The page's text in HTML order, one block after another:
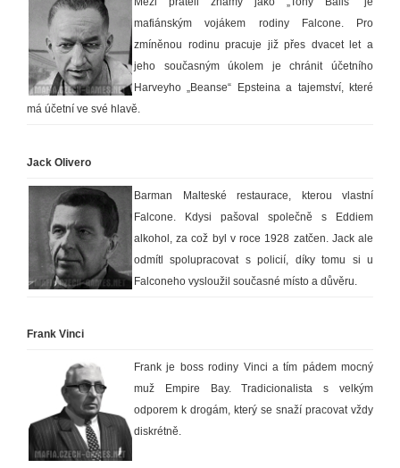
mafiánským vojákem rodiny Falcone. Pro
zmíněnou rodinu pracuje již přes dvacet let a
jeho současným úkolem je chránit účetního
Harveyho „Beanse“ Epsteina a tajemství, které
má účetní ve své hlavě.
Jack Olivero
Barman Malteské restaurace, kterou vlastní
Falcone. Kdysi pašoval společně s Eddiem
alkohol, za což byl v roce 1928 zatčen. Jack ale
odmítl spolupracovat s policií, díky tomu si u
Falconeho vysloužil současné místo a důvěru.
Frank Vinci
Frank je boss rodiny Vinci a tím pádem mocný
muž Empire Bay. Tradicionalista s velkým
odporem k drogám, který se snaží pracovat vždy
diskrétně.